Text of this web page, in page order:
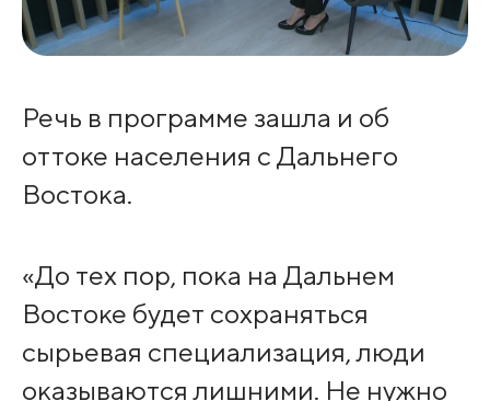
Речь в программе зашла и об
оттоке населения с Дальнего
Востока.
«До тех пор, пока на Дальнем
Востоке будет сохраняться
сырьевая специализация, люди
оказываются лишними. Не нужно